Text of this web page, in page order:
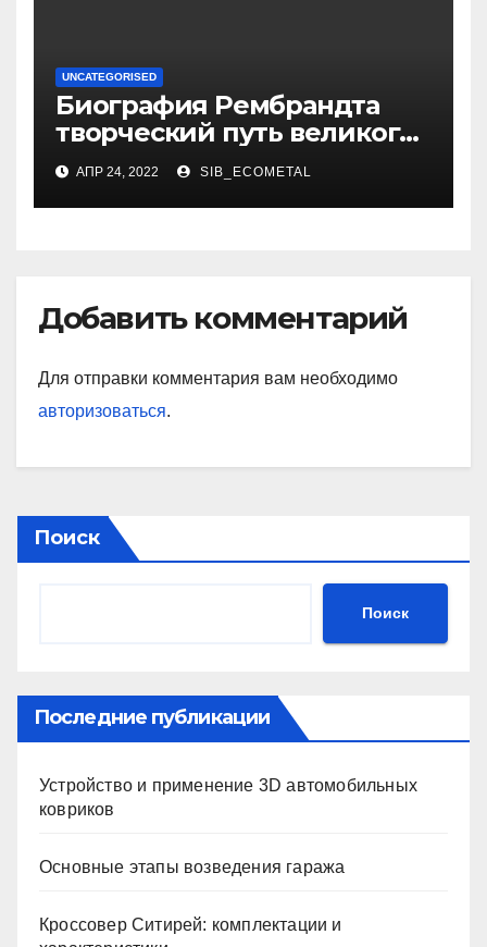
UNCATEGORISED
Биография Рембрандта
творческий путь великого
художника
АПР 24, 2022 SIB_ECOMETAL
Добавить комментарий
Для отправки комментария вам необходимо
авторизоваться.
Поиск
Поиск
Последние публикации
Устройство и применение 3D автомобильных
ковриков
Основные этапы возведения гаража
Кроссовер Ситирей: комплектации и